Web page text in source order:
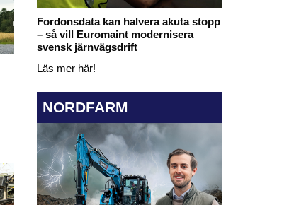
Fordonsdata kan halvera akuta stopp
– så vill Euromaint modernisera
svensk järnvägsdrift
Läs mer här!
NORDFARM